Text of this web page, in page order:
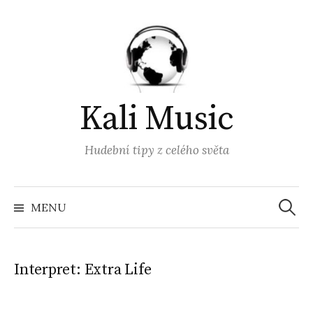
Kali Music
Hudební tipy z celého světa
MENU
Interpret: Extra Life